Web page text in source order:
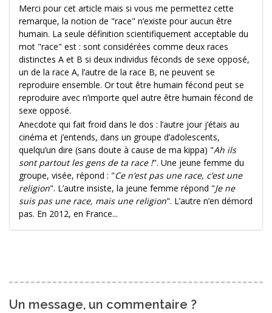
Merci pour cet article mais si vous me permettez cette
remarque, la notion de "race" n’existe pour aucun être
humain. La seule définition scientifiquement acceptable du
mot "race" est : sont considérées comme deux races
distinctes A et B si deux individus féconds de sexe opposé,
un de la race A, l’autre de la race B, ne peuvent se
reproduire ensemble. Or tout être humain fécond peut se
reproduire avec n’importe quel autre être humain fécond de
sexe opposé.
Anecdote qui fait froid dans le dos : l’autre jour j’étais au
cinéma et j’entends, dans un groupe d’adolescents,
quelqu’un dire (sans doute à cause de ma kippa) "Ah ils
sont partout les gens de ta race !". Une jeune femme du
groupe, visée, répond : "Ce n’est pas une race, c’est une
religion". L’autre insiste, la jeune femme répond "Je ne
suis pas une race, mais une religion". L’autre n’en démord
pas. En 2012, en France...
Un message, un commentaire ?